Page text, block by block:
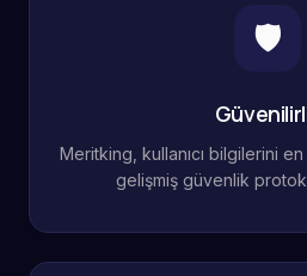
🛡️
Meritking, kullanıcı bilgilerini
gelişmiş güvenlik